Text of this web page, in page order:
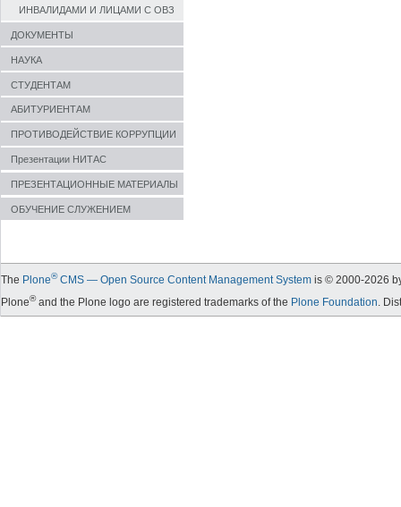
ИНВАЛИДАМИ И ЛИЦАМИ С ОВЗ
ДОКУМЕНТЫ
НАУКА
СТУДЕНТАМ
АБИТУРИЕНТАМ
ПРОТИВОДЕЙСТВИЕ КОРРУПЦИИ
Презентации НИТАС
ПРЕЗЕНТАЦИОННЫЕ МАТЕРИАЛЫ
ОБУЧЕНИЕ СЛУЖЕНИЕМ
The Plone®CMS — Open Source Content Management System is © 2000-2026
Plone®and the Plone logo are registered trademarks of the Plone Foundation.